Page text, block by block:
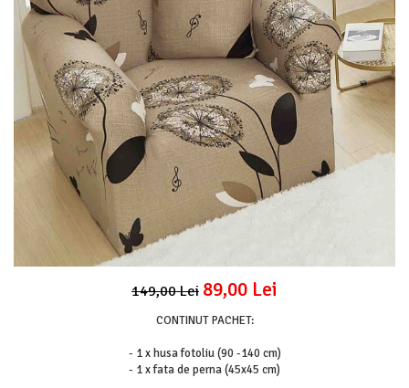
Lenjerii Pat Imprimeu 5D cu Elastic
Cearceaf cu Elastic pat 1 Persoana
Cearceaf cu Elastic pat 2 Persoane
Lenjerii Pat Inimi Brodate
Lenjerii Pat, Bumbac-Finet Premium, 1
Persoana
Lenjerii Pat, Bumbac-Finet Premium, 2
Persoane
Cearceaf cu Elastic
Cearceaf Normal
149,00 Lei 89,00 Lei
CONTINUT PACHET:
- 1 x husa fotoliu (90 -140 cm)
- 1 x fata de perna (45x45 cm)